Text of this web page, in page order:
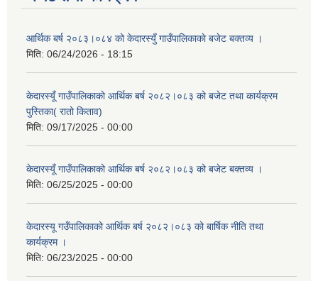
आर्थिक बर्ष २०८३।०८४ को केदारस्युँ गाउँपालिकाकाे बजेट बक्तव्य ।
मिति: 06/24/2026 - 18:15
केदारस्यूँ गाउँपालिकाकाे आर्थिक बर्ष २०८२।०८३ को बजेट तथा कार्यक्रम
पुस्तिका( रातो किताव)
मिति: 09/17/2025 - 00:00
केदारस्यूँ गाउँपालिकाको आर्थिक बर्ष २०८२।०८३ को बजेट बक्तव्य ।
मिति: 06/25/2025 - 00:00
केदारस्यू गउँपालिकाको आर्थिक बर्ष २०८२।०८३ को बार्षिक नीति तथा
कार्यक्रम ।
मिति: 06/23/2025 - 00:00